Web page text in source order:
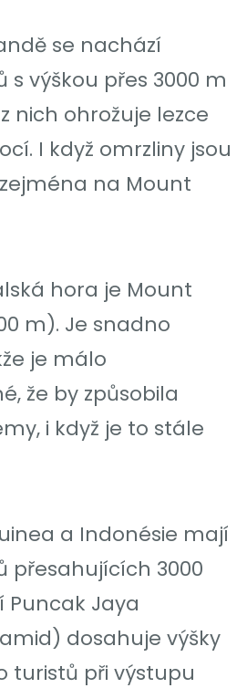
se nachází
výškou přes 3000 m
nich ohrožuje lezce
I když omrzliny jsou
na Mount
hora je Mount
m). Je snadno
je málo
že by způsobila
i když je to stále
a Indonésie mají
přesahujících 3000
Puncak Jaya
dosahuje výšky
turistů při výstupu